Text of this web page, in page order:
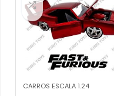
CARROS ESCALA 1.24